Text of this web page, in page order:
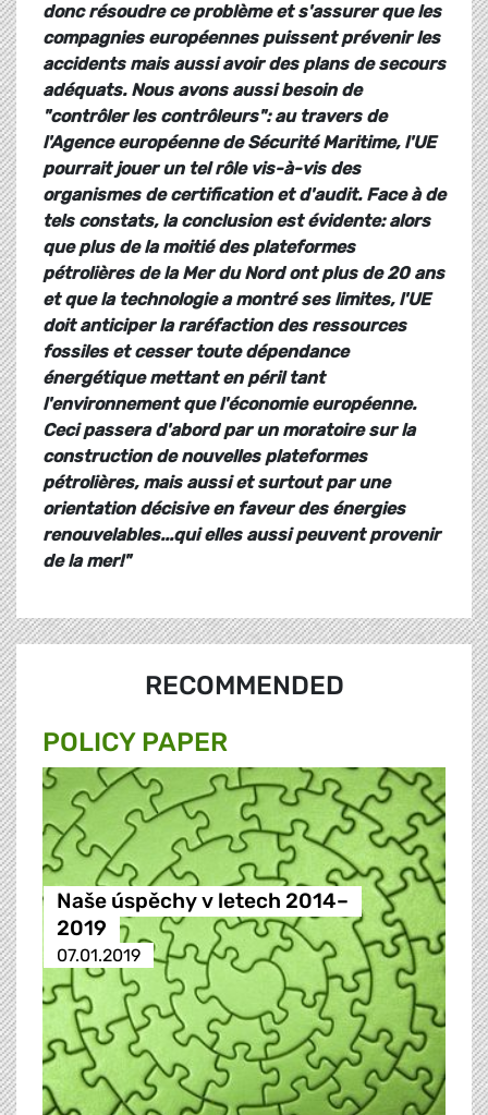
donc résoudre ce problème et s'assurer que les
compagnies européennes puissent prévenir les
accidents mais aussi avoir des plans de secours
adéquats. Nous avons aussi besoin de
"contrôler les contrôleurs": au travers de
l'Agence européenne de Sécurité Maritime, l'UE
pourrait jouer un tel rôle vis-à-vis des
organismes de certification et d'audit. Face à de
tels constats, la conclusion est évidente: alors
que plus de la moitié des plateformes
pétrolières de la Mer du Nord ont plus de 20 ans
et que la technologie a montré ses limites, l'UE
doit anticiper la raréfaction des ressources
fossiles et cesser toute dépendance
énergétique mettant en péril tant
l'environnement que l'économie européenne.
Ceci passera d'abord par un moratoire sur la
construction de nouvelles plateformes
pétrolières, mais aussi et surtout par une
orientation décisive en faveur des énergies
renouvelables...qui elles aussi peuvent provenir
de la mer!"
RECOMMENDED
POLICY PAPER
Naše úspěchy v letech 2014–
2019
07.01.2019